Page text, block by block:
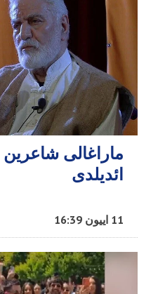
ماراغالی
ائدیلدی
11 اییون 16:39